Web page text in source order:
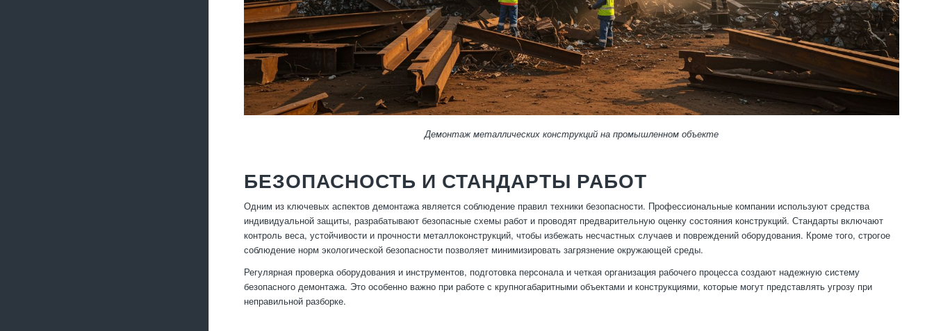
Демонтаж металлических конструкций на промышленном объекте
БЕЗОПАСНОСТЬ И СТАНДАРТЫ РАБОТ
Одним из ключевых аспектов демонтажа является соблюдение правил техники безопасности. Профессиональные компании используют средства
индивидуальной защиты, разрабатывают безопасные схемы работ и проводят предварительную оценку состояния конструкций. Стандарты включают
контроль веса, устойчивости и прочности металлоконструкций, чтобы избежать несчастных случаев и повреждений оборудования. Кроме того, строгое
соблюдение норм экологической безопасности позволяет минимизировать загрязнение окружающей среды.
Регулярная проверка оборудования и инструментов, подготовка персонала и четкая организация рабочего процесса создают надежную систему
безопасного демонтажа. Это особенно важно при работе с крупногабаритными объектами и конструкциями, которые могут представлять угрозу при
неправильной разборке.